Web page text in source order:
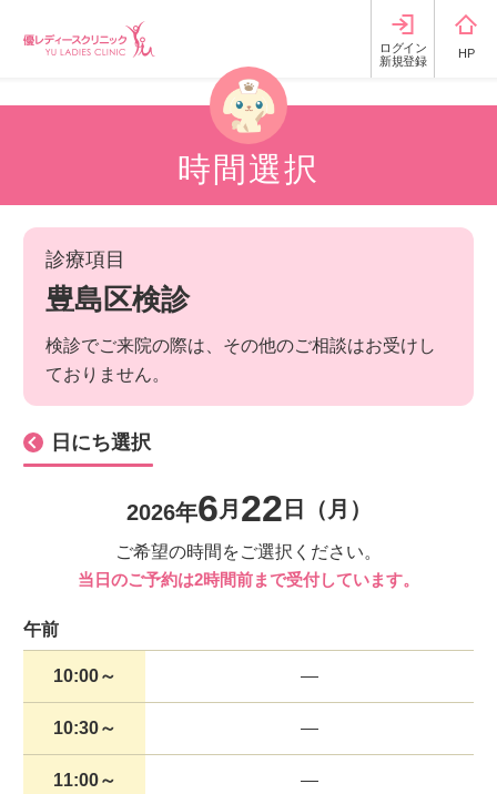
ログイン
新規登録
HP
時間選択
診療項目
豊島区検診
検診でご来院の際は、その他のご相談はお受けし
ておりません。
日にち選択
2026年6 月 22 日 （月）
ご希望の時間をご選択ください。
当日のご予約は2時間前まで受付しています。
午前
10:00～
10:30～
11:00～